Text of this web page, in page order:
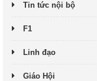
Tin tức nội bộ
F1
Linh đạo
Giáo Hội